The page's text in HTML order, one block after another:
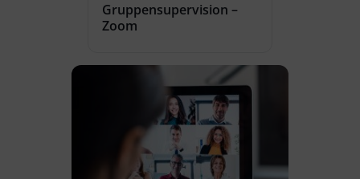
Gruppensupervision –
Zoom